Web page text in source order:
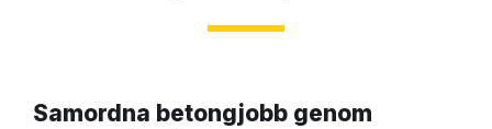
Samordna betongjobb genom